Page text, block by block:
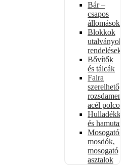
Bár –
csapos
állomások
Blokkok
utalványokhoz,
rendelésekhez
Bővítők
és tálcák
Falra
szerelhető
rozsdamentes
acél polcok
Hulladékkosarak
és hamutartók
Mosogatók,
mosdók,
mosogató
asztalok